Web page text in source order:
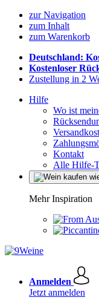
zur Navigation
zum Inhalt
zum Warenkorb
Deutschland:
Kostenloser
Zustellung in 2
Hilfe
Wo ist
Kontakt
Alle Hilfe-
Mehr Inspiration
Anmelden
Jetzt anmelden